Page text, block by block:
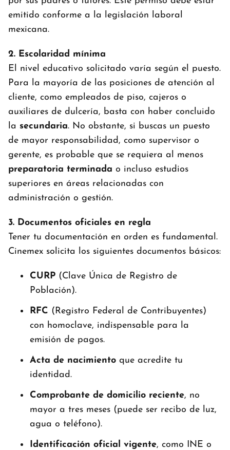
emitido conforme a la legislación laboral
mexicana.
2. Escolaridad mínima
El nivel educativo solicitado varía según el puesto.
Para la mayoría de las posiciones de atención al
cliente, como empleados de piso, cajeros o
auxiliares de dulcería, basta con haber concluido
la secundaria. No obstante, si buscas un puesto
de mayor responsabilidad, como supervisor o
gerente, es probable que se requiera al menos
preparatoria terminada o incluso estudios
superiores en áreas relacionadas con
administración o gestión.
3. Documentos oficiales en regla
Tener tu documentación en orden es fundamental.
Cinemex solicita los siguientes documentos básicos:
CURP (Clave Única de Registro de
Población).
RFC (Registro Federal de Contribuyentes)
con homoclave, indispensable para la
emisión de pagos.
Acta de nacimiento que acredite tu
identidad.
Comprobante de domicilio reciente, no
mayor a tres meses (puede ser recibo de luz,
agua o teléfono).
Identificación oficial vigente, como INE o